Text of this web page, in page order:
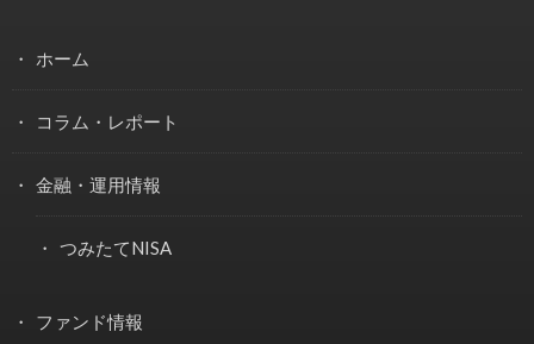
ホーム
コラム・レポート
金融・運用情報
つみたてNISA
ファンド情報